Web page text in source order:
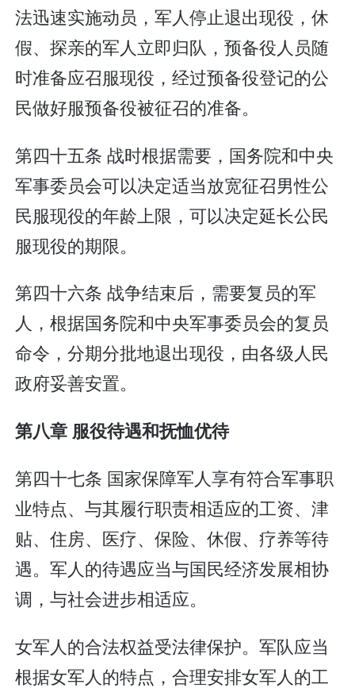
法迅速实施动员，军人停止退出现役，休
假、探亲的军人立即归队，预备役人员随
时准备应召服现役，经过预备役登记的公
民做好服预备役被征召的准备。
第四十五条 战时根据需要，国务院和中央
军事委员会可以决定适当放宽征召男性公
民服现役的年龄上限，可以决定延长公民
服现役的期限。
第四十六条 战争结束后，需要复员的军
人，根据国务院和中央军事委员会的复员
命令，分期分批地退出现役，由各级人民
政府妥善安置。
第八章 服役待遇和抚恤优待
第四十七条 国家保障军人享有符合军事职
业特点、与其履行职责相适应的工资、津
贴、住房、医疗、保险、休假、疗养等待
遇。军人的待遇应当与国民经济发展相协
调，与社会进步相适应。
女军人的合法权益受法律保护。军队应当
根据女军人的特点，合理安排女军人的工